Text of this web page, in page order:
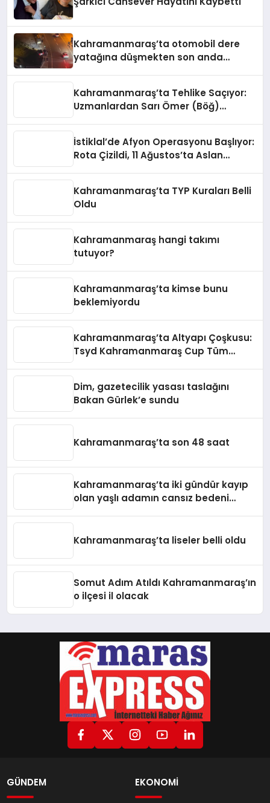
Kahramanmaraş’ta otomobil dere
yatağına düşmekten son anda
Kahramanmaraş’ta Tehlike Saçıyor:
Uzmanlardan Sarı Ömer (Böğ)
İstiklal’de Afyon Operasyonu Başlıyor:
Rota Çizildi, 11 Ağustos’ta Aslan
Kahramanmaraş’ta TYP Kuraları Belli
Oldu
Kahramanmaraş hangi takımı
tutuyor?
Kahramanmaraş’ta kimse bunu
beklemiyordu
Kahramanmaraş’ta Altyapı Çoşkusu:
Tsyd Kahramanmaraş Cup Tüm
Dim, gazetecilik yasası taslağını
Bakan Gürlek’e sundu
Kahramanmaraş’ta son 48 saat
Kahramanmaraş’ta iki gündür kayıp
olan yaşlı adamın cansız bedeni
Kahramanmaraş’ta liseler belli oldu
Somut Adım Atıldı Kahramanmaraş’ın
o ilçesi il olacak
GÜNDEM EKONOMİ